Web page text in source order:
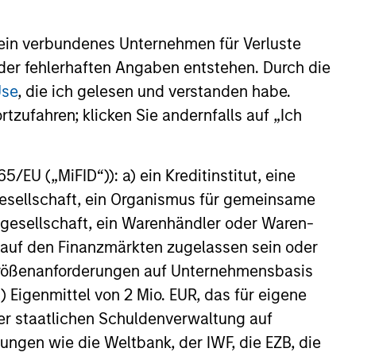
verbundenes Unternehmen für Verluste
fehlerhaften Angaben entstehen. Durch die
, die ich gelesen und verstanden habe.
klicken Sie andernfalls auf „Ich
EU („MiFID“)): a) ein Kreditinstitut, eine
ein Organismus für gemeinsame
ein Warenhändler oder Waren-
den Finanzmärkten zugelassen sein oder
auf Unternehmensbasis
von 2 Mio. EUR, das für eigene
staatlichen Schuldenverwaltung auf
wie die Weltbank, der IWF, die EZB, die
Anleger das ursprünglich investierte Kapital nicht in
annualisiert. Die Performance von anderen Anteilsklassen
und Gebühren des Fonds auseinander, bevor Sie eine
großen Bewegung, sowohl im negativen als
die Weitergabe bzw. Verfügbarkeit des Materials den
zu verlieren. Kategorie 1 bedeutet nicht, dass es sich um
und -hinweise für die einzelnen
Annuity- und Variable-Life-Unterkonten (variable
drei Jahren existieren. Börsennotierte Fonds und
Morningstar Risk-Adjusted Return (MRAR) berechnet,
wird besonderes Gewicht auf die negativen
erhalten 5 Sterne, die nächsten 22,5% 4 Sterne, die